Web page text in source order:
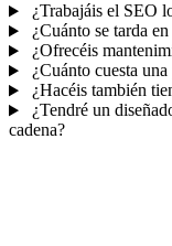
¿Trabajáis el SEO
¿Cuánto se tarda
¿Ofrecéis
¿Cuánto cuesta
¿Hacéis también
¿Tendré un
cadena?